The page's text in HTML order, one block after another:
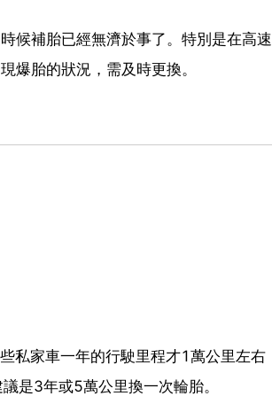
候補胎已經無濟於事了。特別是在高
爆胎的狀況，需及時更換。
私家車一年的行駛里程才1萬公里左右
是3年或5萬公里換一次輪胎。